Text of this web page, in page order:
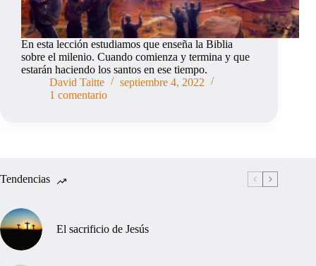
En esta lección estudiamos que enseña la Biblia
sobre el milenio. Cuando comienza y termina y que
estarán haciendo los santos en ese tiempo.
David Taitte
septiembre 4, 2022
1 comentario
Tendencias
El sacrificio de Jesús